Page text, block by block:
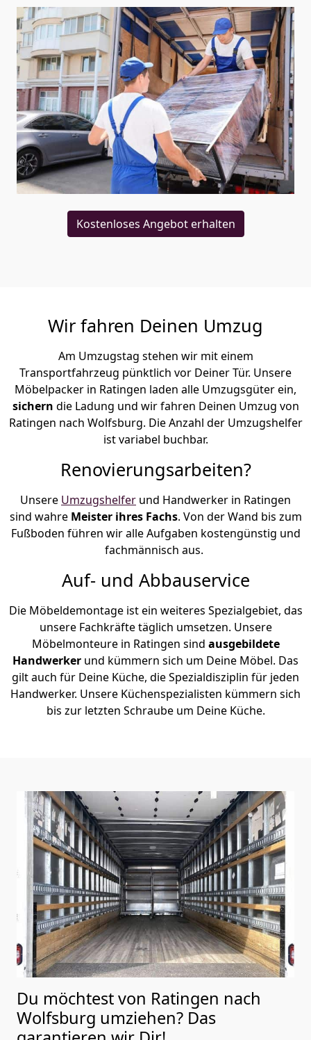
Kostenloses Angebot erhalten
Wir fahren Deinen Umzug
Am Umzugstag stehen wir mit einem
Transportfahrzeug pünktlich vor Deiner Tür. Unsere
Möbelpacker in Ratingen laden alle Umzugsgüter ein,
sichern die Ladung und wir fahren Deinen Umzug von
Ratingen nach Wolfsburg. Die Anzahl der Umzugshelfer
ist variabel buchbar.
Renovierungsarbeiten?
Unsere Umzugshelfer und Handwerker in Ratingen
sind wahre Meister ihres Fachs. Von der Wand bis zum
Fußboden führen wir alle Aufgaben kostengünstig und
fachmännisch aus.
Auf- und Abbauservice
Die Möbeldemontage ist ein weiteres Spezialgebiet, das
unsere Fachkräfte täglich umsetzen. Unsere
Möbelmonteure in Ratingen sind ausgebildete
Handwerker und kümmern sich um Deine Möbel. Das
gilt auch für Deine Küche, die Spezialdisziplin für jeden
Handwerker. Unsere Küchenspezialisten kümmern sich
bis zur letzten Schraube um Deine Küche.
Du möchtest von Ratingen nach
Wolfsburg umziehen? Das